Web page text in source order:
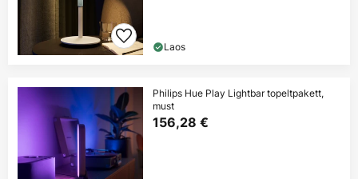
Laos
Philips Hue Play Lightbar topeltpakett,
must
156,28 €